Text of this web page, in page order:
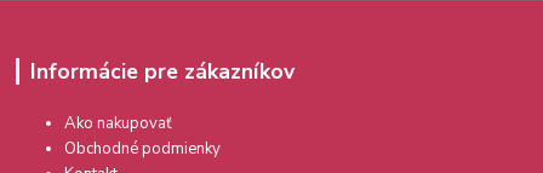
Informácie pre zákazníkov
Ako nakupovať
Obchodné podmienky